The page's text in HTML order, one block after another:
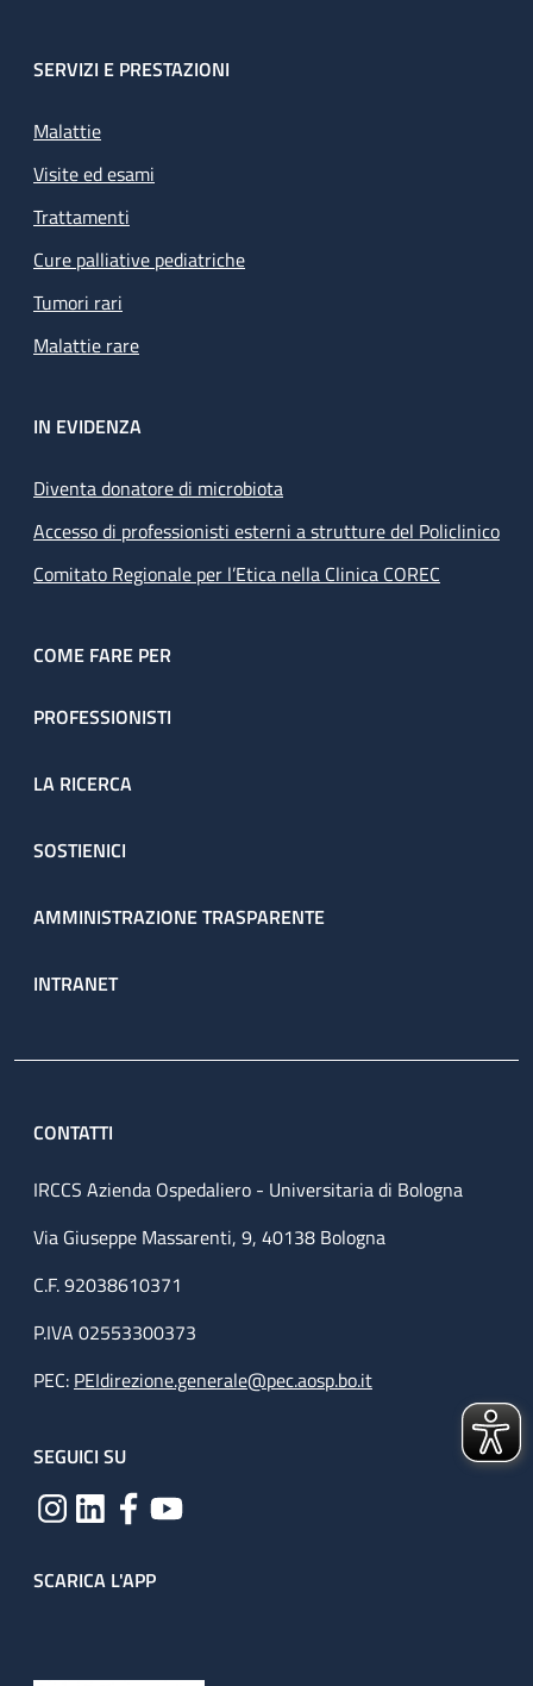
SERVIZI E PRESTAZIONI
Malattie
Visite ed esami
Trattamenti
Cure palliative pediatriche
Tumori rari
Malattie rare
IN EVIDENZA
Diventa donatore di microbiota
Accesso di professionisti esterni a strutture del Policlinico
Comitato Regionale per l’Etica nella Clinica COREC
COME FARE PER
PROFESSIONISTI
LA RICERCA
SOSTIENICI
AMMINISTRAZIONE TRASPARENTE
INTRANET
CONTATTI
IRCCS Azienda Ospedaliero - Universitaria di Bologna
Via Giuseppe Massarenti, 9, 40138 Bologna
C.F. 92038610371
P.IVA 02553300373
PEC: PEIdirezione.generale@pec.aosp.bo.it
SEGUICI SU
SCARICA L'APP